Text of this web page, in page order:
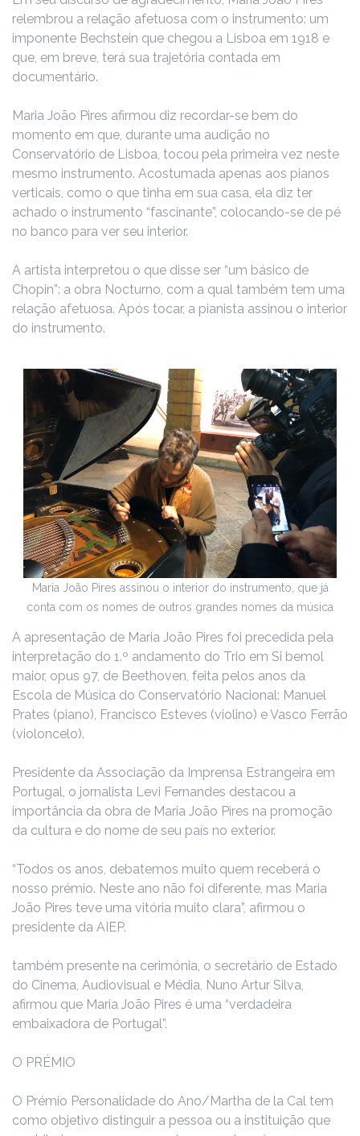
relembrou a relação afetuosa com o instrumento: um
imponente Bechstein que chegou a Lisboa em 1918 e
que, em breve, terá sua trajetória contada em
documentário.
Maria João Pires afirmou diz recordar-se bem do
momento em que, durante uma audição no
Conservatório de Lisboa, tocou pela primeira vez neste
mesmo instrumento. Acostumada apenas aos pianos
verticais, como o que tinha em sua casa, ela diz ter
achado o instrumento “fascinante”, colocando-se de pé
no banco para ver seu interior.
A artista interpretou o que disse ser “um básico de
Chopin”: a obra Nocturno, com a qual também tem uma
relação afetuosa. Após tocar, a pianista assinou o interior
do instrumento.
Maria João Pires assinou o interior do instrumento, que já
conta com os nomes de outros grandes nomes da música
A apresentação de Maria João Pires foi precedida pela
interpretação do 1.º andamento do Trio em Si bemol
maior, opus 97, de Beethoven, feita pelos anos da
Escola de Música do Conservatório Nacional: Manuel
Prates (piano), Francisco Esteves (violino) e Vasco Ferrão
(violoncelo).
Presidente da Associação da Imprensa Estrangeira em
Portugal, o jornalista Levi Fernandes destacou a
importância da obra de Maria João Pires na promoção
da cultura e do nome de seu país no exterior.
“Todos os anos, debatemos muito quem receberá o
nosso prémio. Neste ano não foi diferente, mas Maria
João Pires teve uma vitória muito clara”, afirmou o
presidente da AIEP.
também presente na cerimónia, o secretário de Estado
do Cinema, Audiovisual e Média, Nuno Artur Silva,
afirmou que Maria João Pires é uma “verdadeira
embaixadora de Portugal”.
O PRÉMIO
O Prémio Personalidade do Ano/Martha de la Cal tem
como objetivo distinguir a pessoa ou a instituição que